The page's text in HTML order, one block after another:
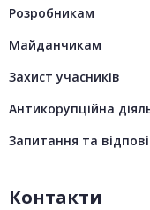
Розробникам
Майданчикам
Захист учасників
Антикорупційна
Запитання та
Контакти